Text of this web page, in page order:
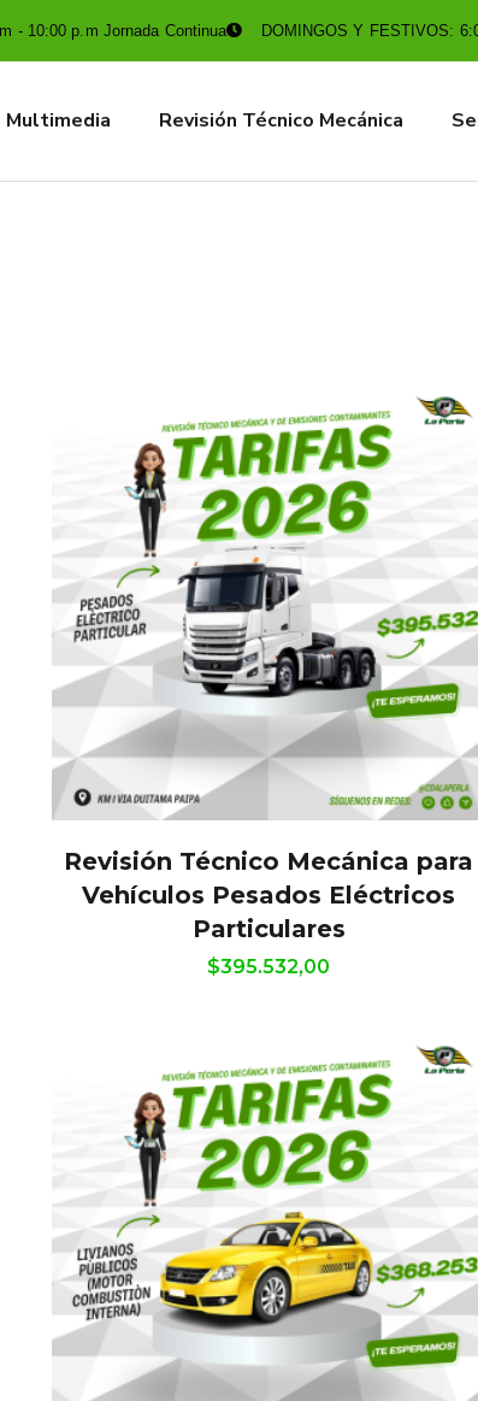
- 10:00 p.m Jornada Continua DOMINGOS Y FESTIVOS:
Multimedia Revisión Técnico Mecánica
Revisión Técnico Mecánica para
Vehículos Pesados Eléctricos
Particulares
$395.532,00